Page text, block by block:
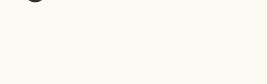
Profesionales de la Salud Mental